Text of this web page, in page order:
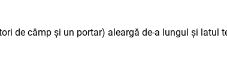
de câmp și un portar) aleargă de-a lungul și latul